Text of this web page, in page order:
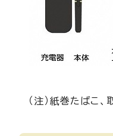
（注）紙巻たばこ